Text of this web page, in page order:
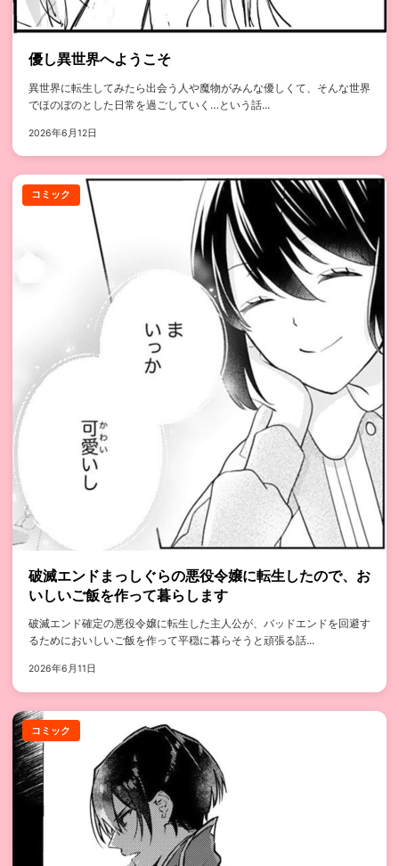
優し異世界へようこそ
異世界に転生してみたら出会う人や魔物がみんな優しくて、そんな世界
でほのぼのとした日常を過ごしていく…という話...
2026年6月12日
コミック
破滅エンドまっしぐらの悪役令嬢に転生したので、お
いしいご飯を作って暮らします
破滅エンド確定の悪役令嬢に転生した主人公が、バッドエンドを回避す
るためにおいしいご飯を作って平穏に暮らそうと頑張る話...
2026年6月11日
コミック